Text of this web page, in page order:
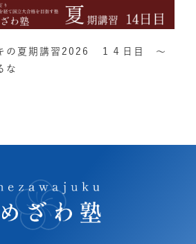
の夏期講習2026 １４日目 ～
な